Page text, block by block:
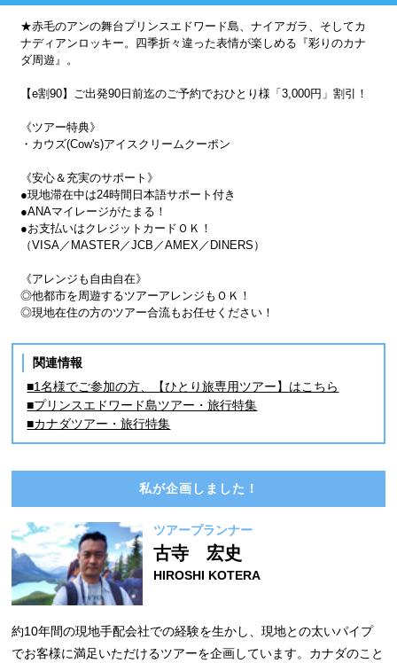
★赤毛のアンの舞台プリンスエドワード島、ナイアガラ、そしてカ
ナディアンロッキー。四季折々違った表情が楽しめる『彩りのカナ
ダ周遊』。
【e割90】ご出発90日前迄のご予約でおひとり様「3,000円」割引！
《ツアー特典》
・カウズ(Cow's)アイスクリームクーポン
《安心＆充実のサポート》
●現地滞在中は24時間日本語サポート付き
●ANAマイレージがたまる！
●お支払いはクレジットカードＯＫ！
（VISA／MASTER／JCB／AMEX／DINERS）
《アレンジも自由自在》
◎他都市を周遊するツアーアレンジもＯＫ！
◎現地在住の方のツアー合流もお任せください！
関連情報
■1名様でご参加の方、【ひとり旅専用ツアー】はこちら
■プリンスエドワード島ツアー・旅行特集
■カナダツアー・旅行特集
私が企画しました！
ツアープランナー
古寺 宏史
HIROSHI KOTERA
約10年間の現地手配会社での経験を生かし、現地との太いパイプ
でお客様に満足いただけるツアーを企画しています。カナダのこと